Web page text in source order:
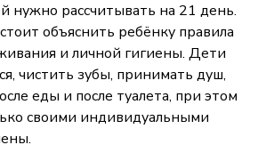
нужно рассчитывать на 21 день.
объяснить ребёнку правила
и личной гигиены. Дети
чистить зубы, принимать душ,
еды и после туалета, при этом
своими индивидуальными